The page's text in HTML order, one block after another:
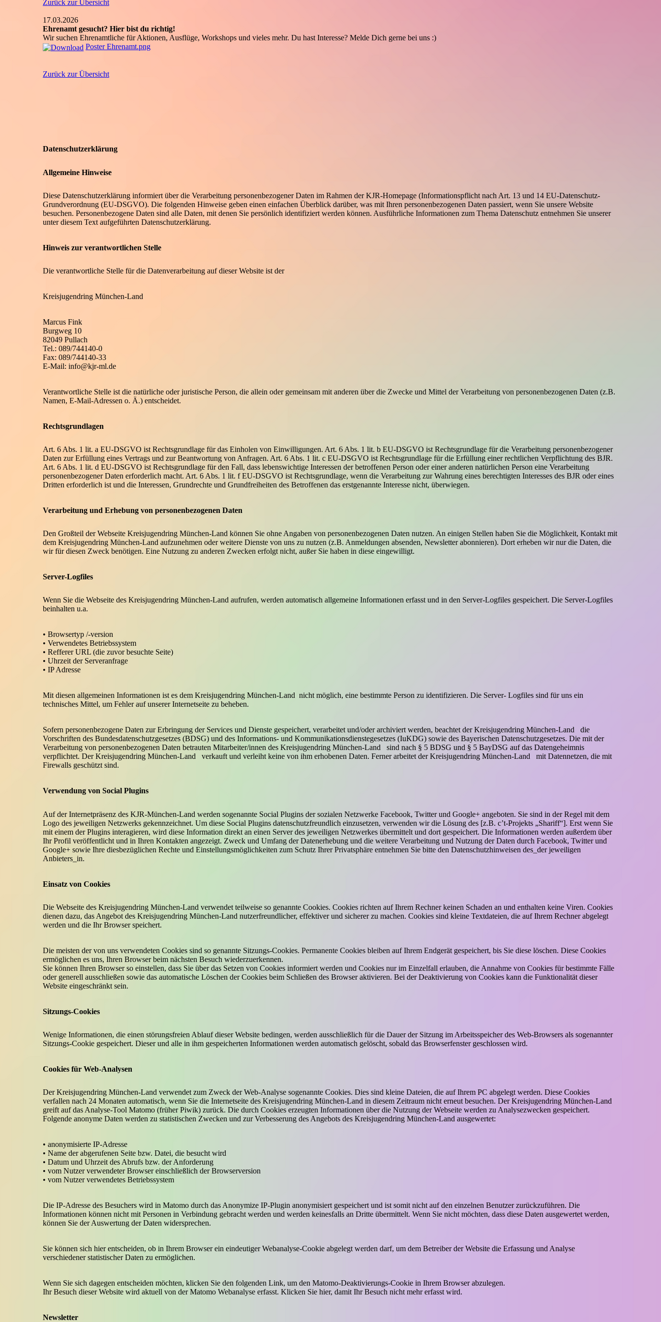
Zurück zur Übersicht
17.03.2026
Ehrenamt gesucht? Hier bist du richtig!
Wir suchen Ehrenamtliche für Aktionen, Ausflüge, Workshops und vieles mehr. Du hast Interesse? Melde Dich gerne bei uns :)
Poster Ehrenamt.png
Zurück zur Übersicht
Datenschutzerklärung
Allgemeine Hinweise
Diese Datenschutzerklärung informiert über die Verarbeitung personenbezogener Daten im Rahmen der KJR-Homepage (Informationspflicht nach Art. 13 und 14 EU-Datenschutz-
Grundverordnung (EU-DSGVO). Die folgenden Hinweise geben einen einfachen Überblick darüber, was mit Ihren personenbezogenen Daten passiert, wenn Sie unsere Website
besuchen. Personenbezogene Daten sind alle Daten, mit denen Sie persönlich identifiziert werden können. Ausführliche Informationen zum Thema Datenschutz entnehmen Sie unserer
unter diesem Text aufgeführten Datenschutzerklärung.
Hinweis zur verantwortlichen Stelle
Die verantwortliche Stelle für die Datenverarbeitung auf dieser Website ist der
Kreisjugendring München-Land
Marcus Fink
Burgweg 10
82049 Pullach
Tel.: 089/744140-0
Fax: 089/744140-33
E-Mail: info@kjr-ml.de
Verantwortliche Stelle ist die natürliche oder juristische Person, die allein oder gemeinsam mit anderen über die Zwecke und Mittel der Verarbeitung von personenbezogenen Daten (z.B.
Namen, E-Mail-Adressen o. Ä.) entscheidet.
Rechtsgrundlagen
Art. 6 Abs. 1 lit. a EU-DSGVO ist Rechtsgrundlage für das Einholen von Einwilligungen. Art. 6 Abs. 1 lit. b EU-DSGVO ist Rechtsgrundlage für die Verarbeitung personenbezogener
Daten zur Erfüllung eines Vertrags und zur Beantwortung von Anfragen. Art. 6 Abs. 1 lit. c EU-DSGVO ist Rechtsgrundlage für die Erfüllung einer rechtlichen Verpflichtung des BJR.
Art. 6 Abs. 1 lit. d EU-DSGVO ist Rechtsgrundlage für den Fall, dass lebenswichtige Interessen der betroffenen Person oder einer anderen natürlichen Person eine Verarbeitung
personenbezogener Daten erforderlich macht. Art. 6 Abs. 1 lit. f EU-DSGVO ist Rechtsgrundlage, wenn die Verarbeitung zur Wahrung eines berechtigten Interesses des BJR oder eines
Dritten erforderlich ist und die Interessen, Grundrechte und Grundfreiheiten des Betroffenen das erstgenannte Interesse nicht, überwiegen.
Verarbeitung und Erhebung von personenbezogenen Daten
Den Großteil der Webseite Kreisjugendring München-Land können Sie ohne Angaben von personenbezogenen Daten nutzen. An einigen Stellen haben Sie die Möglichkeit, Kontakt mit
dem Kreisjugendring München-Land aufzunehmen oder weitere Dienste von uns zu nutzen (z.B. Anmeldungen absenden, Newsletter abonnieren). Dort erheben wir nur die Daten, die
wir für diesen Zweck benötigen. Eine Nutzung zu anderen Zwecken erfolgt nicht, außer Sie haben in diese eingewilligt.
Server-Logfiles
Wenn Sie die Webseite des Kreisjugendring München-Land aufrufen, werden automatisch allgemeine Informationen erfasst und in den Server-Logfiles gespeichert. Die Server-Logfiles
beinhalten u.a.
• Browsertyp /-version
• Verwendetes Betriebssystem
• Refferer URL (die zuvor besuchte Seite)
• Uhrzeit der Serveranfrage
• IP Adresse
Mit diesen allgemeinen Informationen ist es dem Kreisjugendring München-Land nicht möglich, eine bestimmte Person zu identifizieren. Die Server- Logfiles sind für uns ein
technisches Mittel, um Fehler auf unserer Internetseite zu beheben.
Sofern personenbezogene Daten zur Erbringung der Services und Dienste gespeichert, verarbeitet und/oder archiviert werden, beachtet der Kreisjugendring München-Land die
Vorschriften des Bundesdatenschutzgesetzes (BDSG) und des Informations- und Kommunikationsdienstegesetzes (IuKDG) sowie des Bayerischen Datenschutzgesetzes. Die mit der
Verarbeitung von personenbezogenen Daten betrauten Mitarbeiter/innen des Kreisjugendring München-Land sind nach § 5 BDSG und § 5 BayDSG auf das Datengeheimnis
verpflichtet. Der Kreisjugendring München-Land verkauft und verleiht keine von ihm erhobenen Daten. Ferner arbeitet der Kreisjugendring München-Land mit Datennetzen, die mit
Firewalls geschützt sind.
Verwendung von Social Plugins
Auf der Internetpräsenz des KJR-München-Land werden sogenannte Social Plugins der sozialen Netzwerke Facebook, Twitter und Google+ angeboten. Sie sind in der Regel mit dem
Logo des jeweiligen Netzwerks gekennzeichnet. Um diese Social Plugins datenschutzfreundlich einzusetzen, verwenden wir die Lösung des [z.B. c’t-Projekts „Shariff“]. Erst wenn Sie
mit einem der Plugins interagieren, wird diese Information direkt an einen Server des jeweiligen Netzwerkes übermittelt und dort gespeichert. Die Informationen werden außerdem über
Ihr Profil veröffentlicht und in Ihren Kontakten angezeigt. Zweck und Umfang der Datenerhebung und die weitere Verarbeitung und Nutzung der Daten durch Facebook, Twitter und
Google+ sowie Ihre diesbezüglichen Rechte und Einstellungsmöglichkeiten zum Schutz Ihrer Privatsphäre entnehmen Sie bitte den Datenschutzhinweisen des_der jeweiligen
Anbieters_in.
Einsatz von Cookies
Die Webseite des Kreisjugendring München-Land verwendet teilweise so genannte Cookies. Cookies richten auf Ihrem Rechner keinen Schaden an und enthalten keine Viren. Cookies
dienen dazu, das Angebot des Kreisjugendring München-Land nutzerfreundlicher, effektiver und sicherer zu machen. Cookies sind kleine Textdateien, die auf Ihrem Rechner abgelegt
werden und die Ihr Browser speichert.
Die meisten der von uns verwendeten Cookies sind so genannte Sitzungs-Cookies. Permanente Cookies bleiben auf Ihrem Endgerät gespeichert, bis Sie diese löschen. Diese Cookies
ermöglichen es uns, Ihren Browser beim nächsten Besuch wiederzuerkennen.
Sie können Ihren Browser so einstellen, dass Sie über das Setzen von Cookies informiert werden und Cookies nur im Einzelfall erlauben, die Annahme von Cookies für bestimmte Fälle
oder generell ausschließen sowie das automatische Löschen der Cookies beim Schließen des Browser aktivieren. Bei der Deaktivierung von Cookies kann die Funktionalität dieser
Website eingeschränkt sein.
Sitzungs-Cookies
Wenige Informationen, die einen störungsfreien Ablauf dieser Website bedingen, werden ausschließlich für die Dauer der Sitzung im Arbeitsspeicher des Web-Browsers als sogenannter
Sitzungs-Cookie gespeichert. Dieser und alle in ihm gespeicherten Informationen werden automatisch gelöscht, sobald das Browserfenster geschlossen wird.
Cookies für Web-Analysen
Der Kreisjugendring München-Land verwendet zum Zweck der Web-Analyse sogenannte Cookies. Dies sind kleine Dateien, die auf Ihrem PC abgelegt werden. Diese Cookies
verfallen nach 24 Monaten automatisch, wenn Sie die Internetseite des Kreisjugendring München-Land in diesem Zeitraum nicht erneut besuchen. Der Kreisjugendring München-Land
greift auf das Analyse-Tool Matomo (früher Piwik) zurück. Die durch Cookies erzeugten Informationen über die Nutzung der Webseite werden zu Analysezwecken gespeichert.
Folgende anonyme Daten werden zu statistischen Zwecken und zur Verbesserung des Angebots des Kreisjugendring München-Land ausgewertet:
• anonymisierte IP-Adresse
• Name der abgerufenen Seite bzw. Datei, die besucht wird
• Datum und Uhrzeit des Abrufs bzw. der Anforderung
• vom Nutzer verwendeter Browser einschließlich der Browserversion
• vom Nutzer verwendetes Betriebssystem
Die IP-Adresse des Besuchers wird in Matomo durch das Anonymize IP-Plugin anonymisiert gespeichert und ist somit nicht auf den einzelnen Benutzer zurückzuführen. Die
Informationen können nicht mit Personen in Verbindung gebracht werden und werden keinesfalls an Dritte übermittelt. Wenn Sie nicht möchten, dass diese Daten ausgewertet werden,
können Sie der Auswertung der Daten widersprechen.
Sie können sich hier entscheiden, ob in Ihrem Browser ein eindeutiger Webanalyse-Cookie abgelegt werden darf, um dem Betreiber der Website die Erfassung und Analyse
verschiedener statistischer Daten zu ermöglichen.
Wenn Sie sich dagegen entscheiden möchten, klicken Sie den folgenden Link, um den Matomo-Deaktivierungs-Cookie in Ihrem Browser abzulegen.
Ihr Besuch dieser Website wird aktuell von der Matomo Webanalyse erfasst. Klicken Sie hier, damit Ihr Besuch nicht mehr erfasst wird.
Newsletter